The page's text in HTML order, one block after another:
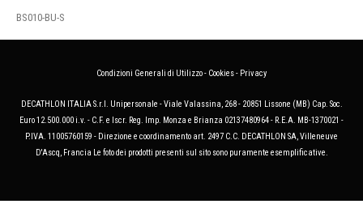
BS010-BU-S
Condizioni Generali di Utilizzo- Cookies- Privacy
DECATHLON ITALIA S.r.l. Unipersonale - Viale Valassina, 268 - 20851 Lissone (MB) Cap. Soc.
Euro 12.500.000 i.v. - C.F. e Iscr. Reg. Imp. Monza e Brianza 02137480964 - R.E.A. MB-1370021 -
P.IVA. 11005760159 - Direzione e coordinamento art. 2497 C.C. DECATHLON SA, Villeneuve
D'Ascq, Francia Le foto dei prodotti presenti sul sito sono puramente esemplificative.